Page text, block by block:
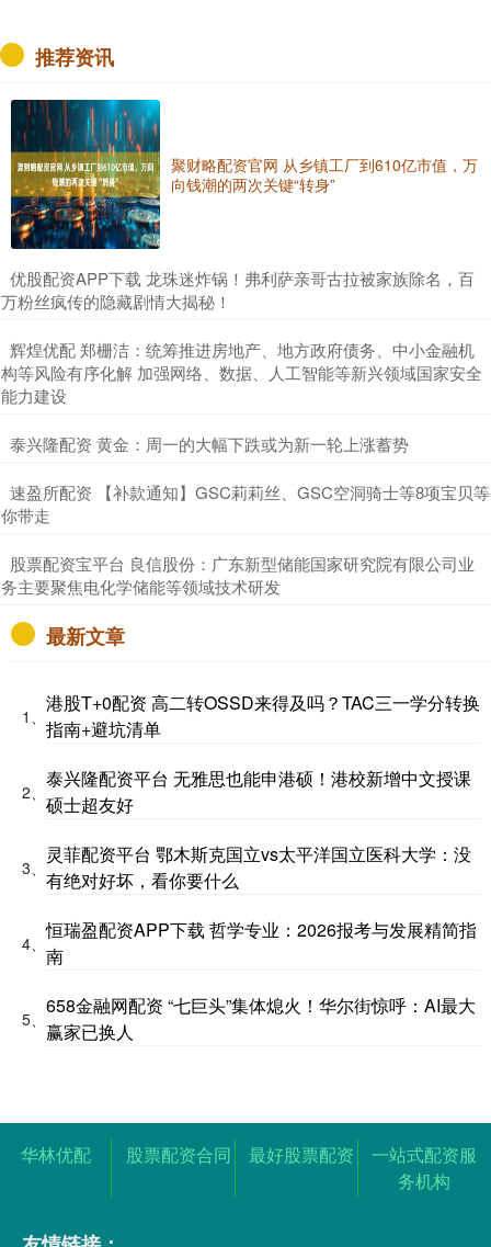
推荐资讯
聚财略配资官网 从乡镇工厂到610亿市值，万
向钱潮的两次关键“转身”
​优股配资APP下载 龙珠迷炸锅！弗利萨亲哥古拉被家族除名，百
万粉丝疯传的隐藏剧情大揭秘！
​辉煌优配 郑栅洁：统筹推进房地产、地方政府债务、中小金融机
构等风险有序化解 加强网络、数据、人工智能等新兴领域国家安全
能力建设
​泰兴隆配资 黄金：周一的大幅下跌或为新一轮上涨蓄势
​速盈所配资 【补款通知】GSC莉莉丝、GSC空洞骑士等8项宝贝等
你带走
​股票配资宝平台 良信股份：广东新型储能国家研究院有限公司业
务主要聚焦电化学储能等领域技术研发
最新文章
1、
港股T+0配资 高二转OSSD来得及吗？TAC三一学分转换
指南+避坑清单
2、
泰兴隆配资平台 无雅思也能申港硕！港校新增中文授课
硕士超友好
3、
灵菲配资平台 鄂木斯克国立vs太平洋国立医科大学：没
有绝对好坏，看你要什么
4、
恒瑞盈配资APP下载 哲学专业：2026报考与发展精简指
南
5、
658金融网配资 “七巨头”集体熄火！华尔街惊呼：AI最大
赢家已换人
华林优配 股票配资合同 最好股票配资
一站式配资服
务机构